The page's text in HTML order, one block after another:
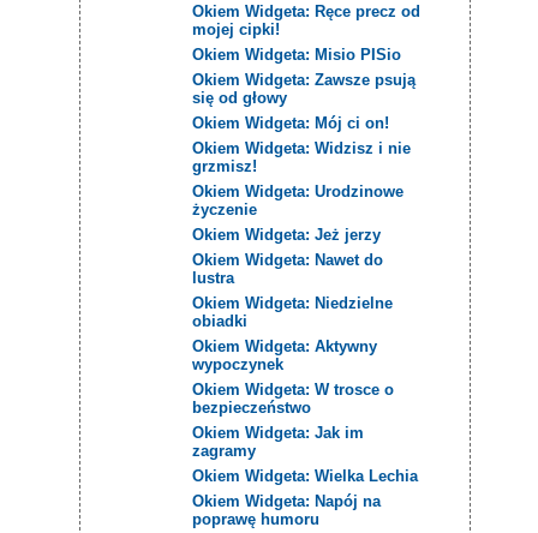
Okiem Widgeta: Ręce precz od
mojej cipki!
Okiem Widgeta: Misio PISio
Okiem Widgeta: Zawsze psują
się od głowy
Okiem Widgeta: Mój ci on!
Okiem Widgeta: Widzisz i nie
grzmisz!
Okiem Widgeta: Urodzinowe
życzenie
Okiem Widgeta: Jeż jerzy
Okiem Widgeta: Nawet do
lustra
Okiem Widgeta: Niedzielne
obiadki
Okiem Widgeta: Aktywny
wypoczynek
Okiem Widgeta: W trosce o
bezpieczeństwo
Okiem Widgeta: Jak im
zagramy
Okiem Widgeta: Wielka Lechia
Okiem Widgeta: Napój na
poprawę humoru